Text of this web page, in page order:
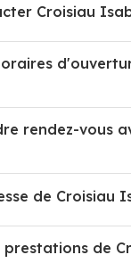
Croisiau
rendez-vous
de Croisiau
prestations de